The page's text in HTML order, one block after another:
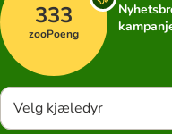
333
zooPoeng
Velg kjæledyr